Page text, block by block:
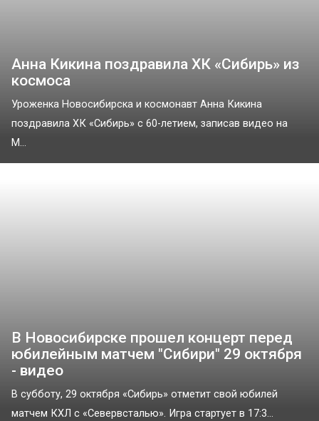
Анна Кикина поздравила ХК «Сибирь» из
космоса
Уроженка Новосибирска и космонавт Анна Кикина
поздравила ХК «Сибирь» с 60-летием, записав видео на
М...
В Новосибирске прошел концерт перед
юбилейным матчем "Сибири" 29 октября
- видео
В субботу, 29 октября «Сибирь» отметит свой юбилей
матчем КХЛ с «Севервсталью». Игра стартует в 17:3...